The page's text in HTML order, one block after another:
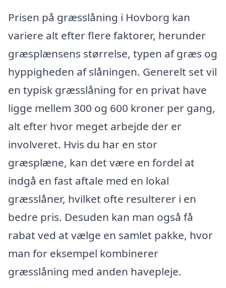
Prisen på græsslåning i Hovborg kan
variere alt efter flere faktorer, herunder
græsplænsens størrelse, typen af græs og
hyppigheden af slåningen. Generelt set vil
en typisk græsslåning for en privat have
ligge mellem 300 og 600 kroner per gang,
alt efter hvor meget arbejde der er
involveret. Hvis du har en stor
græsplæne, kan det være en fordel at
indgå en fast aftale med en lokal
græsslåner, hvilket ofte resulterer i en
bedre pris. Desuden kan man også få
rabat ved at vælge en samlet pakke, hvor
man for eksempel kombinerer
græsslåning med anden havepleje.